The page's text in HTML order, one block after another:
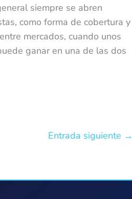
siempre se abren
como forma de cobertura y
mercados, cuando unos
ganar en una de las dos
Entrada siguiente →